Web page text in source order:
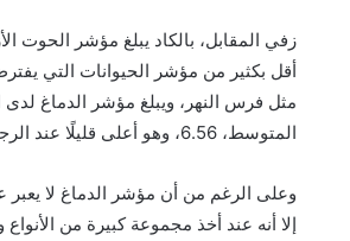
أقل بكثير من مؤشر الحيوانات التي
مثل فرس النهر، ويبلغ مؤشر الدماغ لدى
المتوسط، 6.56، وهو أعلى قليلًا عند الرجال من النساء.
وعلى الرغم من أن مؤشر الدماغ لا يعبر
إلا أنه عند أخذ مجموعة كبيرة من الأنواع